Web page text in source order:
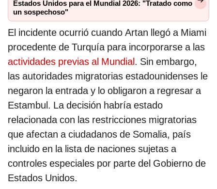
Estados Unidos para el Mundial 2026: "Tratado como
un sospechoso"
El incidente ocurrió cuando Artan llegó a Miami
procedente de Turquía para incorporarse a las
actividades previas al Mundial. Sin embargo,
las autoridades migratorias estadounidenses le
negaron la entrada y lo obligaron a regresar a
Estambul. La decisión habría estado
relacionada con las restricciones migratorias
que afectan a ciudadanos de Somalia, país
incluido en la lista de naciones sujetas a
controles especiales por parte del Gobierno de
Estados Unidos.